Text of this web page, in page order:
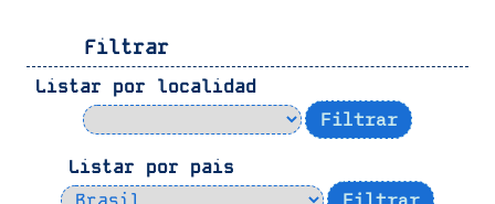
Filtrar
Listar por localidad
Listar por pais